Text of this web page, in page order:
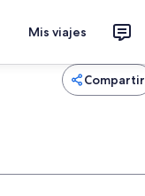
Mis viajes
Compartir